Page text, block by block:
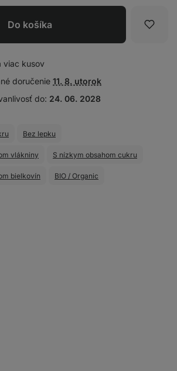
Do košíka
viac kusov
doručenie Zobraziť
o doručení:
11. 8. utorok
do: 24. 06. 2028
Bez lepku
vlákniny S nízkym obsahom cukru
bielkovín BIO / Organic